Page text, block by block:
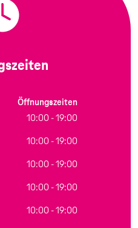
Öffnungszeiten
10:00 - 19:00
10:00 - 19:00
10:00 - 19:00
10:00 - 19:00
10:00 - 19:00